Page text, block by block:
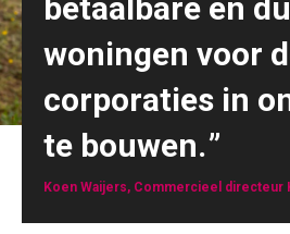
betaalbare én
woningen voor
corporaties in
te bouwen.
Koen Waijers, Commercieel directeur